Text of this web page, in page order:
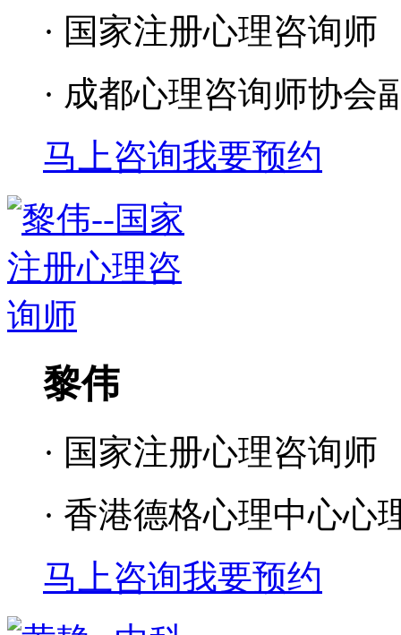
· 国家注册心理咨询师
· 成都心理咨询师协会
马上咨询我要预约
黎伟
· 国家注册心理咨询师
· 香港德格心理中心心
马上咨询我要预约